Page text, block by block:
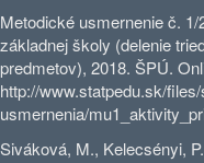
Metodické usmernenie č.
základnej školy (delenie
predmetov), 2018. ŠPÚ.
http://www.statpedu.sk/
usmernenia/
Siváková, M., Kelecsényi,